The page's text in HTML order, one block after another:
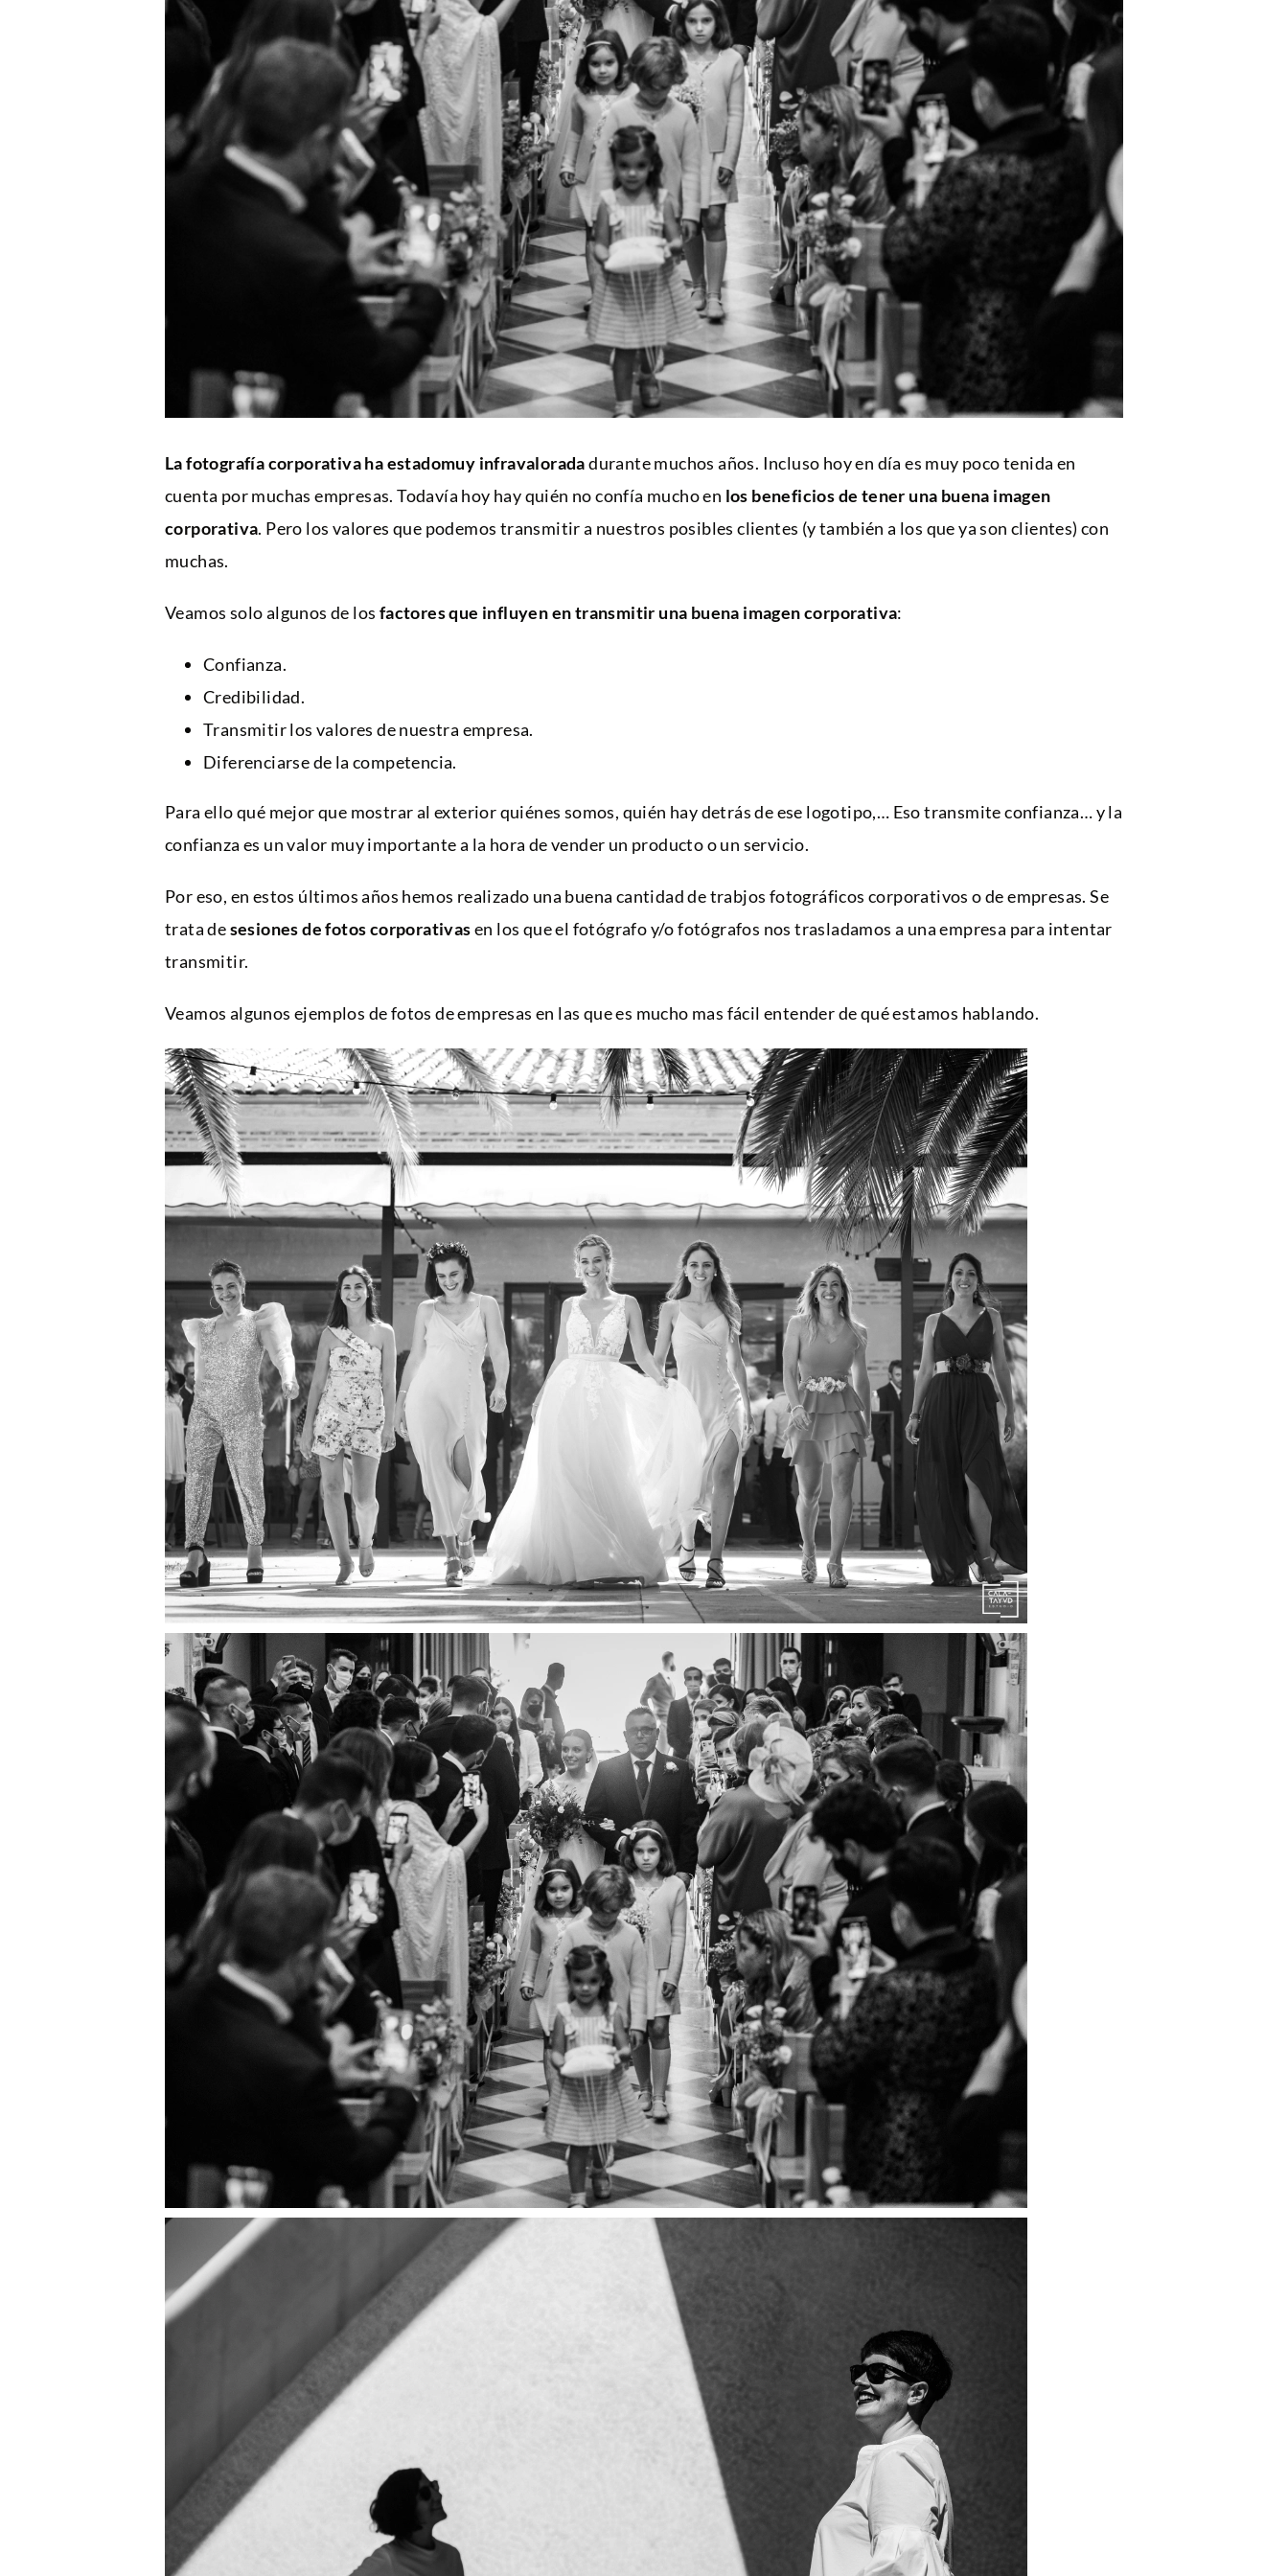
La fotografía corporativa ha estadomuy infravaloradadurante muchos años. Incluso hoy en día es muy poco tenida en
cuenta por muchas empresas. Todavía hoy hay quién no confía mucho en los beneficios de tener una buena imagen
corporativa. Pero los valores que podemos transmitir a nuestros posibles clientes (y también a los que ya son clientes) con
muchas.
Veamos solo algunos de los factores que influyen en transmitir una buena imagen corporativa:
Confianza.
Credibilidad.
Transmitir los valores de nuestra empresa.
Diferenciarse de la competencia.
Para ello qué mejor que mostrar al exterior quiénes somos, quién hay detrás de ese logotipo,… Eso transmite confianza… y la
confianza es un valor muy importante a la hora de vender un producto o un servicio.
Por eso, en estos últimos años hemos realizado una buena cantidad de trabjos fotográficos corporativos o de empresas. Se
trata desesiones de fotos corporativasen los que el fotógrafo y/o fotógrafos nos trasladamos a una empresa para intentar
transmitir.
Veamos algunos ejemplos de fotos de empresas en las que es mucho mas fácil entender de qué estamos hablando.